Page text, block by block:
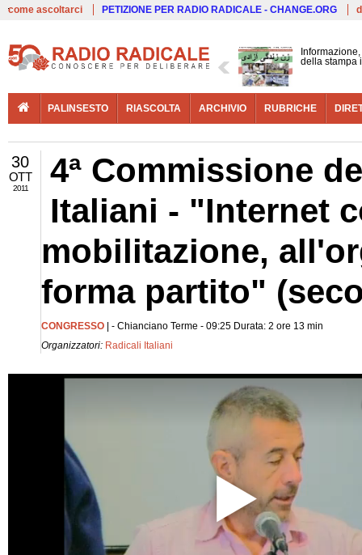
come ascoltarci PETIZIONE PER RADIO RADICALE - CHANGE.ORG
della stampa
PALINSESTO RIASCOLTA ARCHIVIO RUBRICHE
30
OTT
2011
4ª Commissione
Italiani - "Internet
mobilitazione,
forma partito"
CONGRESSO | - Chianciano Terme - 09:25 Durata: 2 ore 13 min
Organizzatori: Radicali Italiani